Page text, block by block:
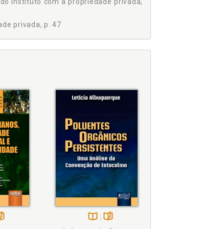
com a propriedade privada, p. 163
privada, p. 47
p. 76
p. 153
dos espaços naturais, p. 25
p. 29
da natureza, p. 38